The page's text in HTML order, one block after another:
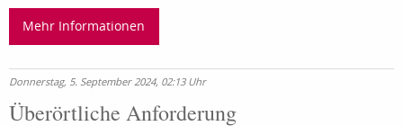
Mehr Informationen
Donnerstag, 5. September 2024, 02:13 Uhr
Überörtliche Anforderung